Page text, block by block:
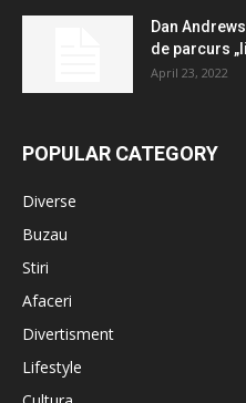
Dan
de parcurs
April 23, 2022
POPULAR CATEGORY
Diverse
Buzau
Stiri
Afaceri
Divertisment
Lifestyle